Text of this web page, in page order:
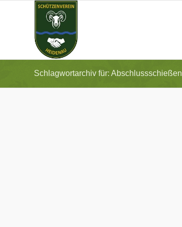
Schlagwortarchiv für: Abschlussschießen